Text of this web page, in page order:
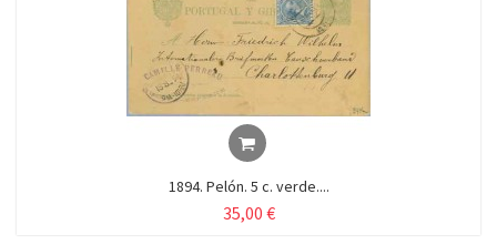
1894. Pelón. 5 c. verde....
35,00 €